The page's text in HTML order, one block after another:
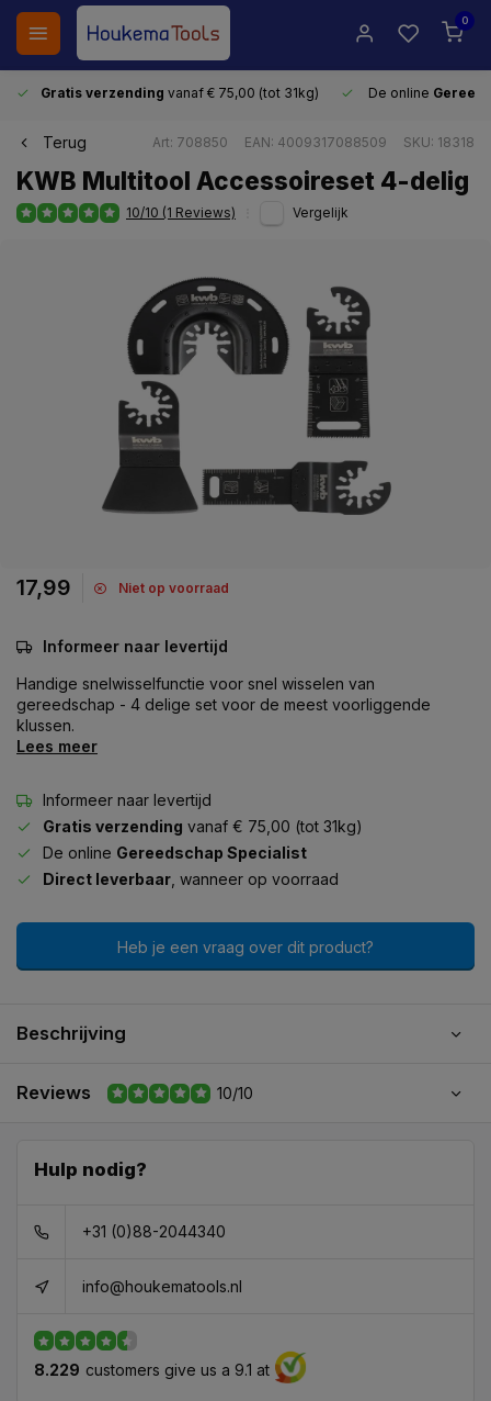
0
Gratis verzending vanaf € 75,00 (tot 31kg) De online
Terug Art: 708850 EAN: 4009317088509 SKU: 18318
KWB Multitool Accessoireset 4-delig
10/10 (1 Reviews) Vergelijk
17,99 Niet op voorraad
Informeer naar levertijd
Handige snelwisselfunctie voor snel wisselen van
gereedschap - 4 delige set voor de meest voorliggende
klussen.
Lees meer
Informeer naar levertijd
Gratis verzending vanaf € 75,00 (tot 31kg)
De online Gereedschap Specialist
Direct leverbaar , wanneer op voorraad
Heb je een vraag over dit product?
Beschrijving
Reviews 10/10
Hulp nodig?
+31 (0)88-2044340
info@houkematools.nl
8.229 customers give us a 9.1 at